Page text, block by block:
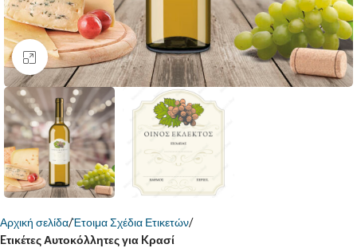
Κάντε κλικ για μεγέθυνση
Αρχική σελίδα Έτοιμα Σχέδια Ετικετών
Eτικέτες Αυτοκόλλητες για Kρασί